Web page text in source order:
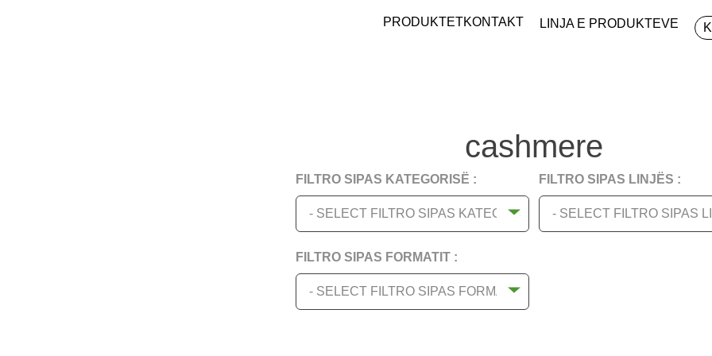
PRODUKTETKONTAKT LINJA E PRODUKTEVE
cashmere
FILTRO SIPAS KATEGORISË :
- SELECT FILTRO SIPAS KATEGORISË : -
FILTRO SIPAS LINJËS :
- SELECT FILTRO SIPAS
FILTRO SIPAS FORMATIT :
- SELECT FILTRO SIPAS FORMATIT : -